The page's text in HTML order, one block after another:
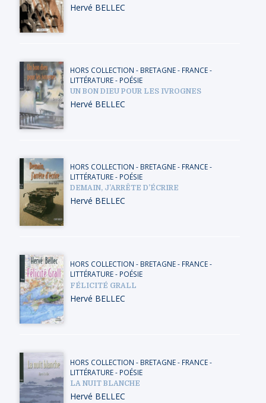
Hervé BELLEC
HORS COLLECTION - BRETAGNE- FRANCE-
LITTÉRATURE - POÉSIE
UN BON DIEU POUR LES IVROGNES
Hervé BELLEC
HORS COLLECTION - BRETAGNE- FRANCE-
LITTÉRATURE - POÉSIE
DEMAIN, J’ARRÊTE D’ÉCRIRE
Hervé BELLEC
HORS COLLECTION - BRETAGNE- FRANCE-
LITTÉRATURE - POÉSIE
FÉLICITÉ GRALL
Hervé BELLEC
HORS COLLECTION - BRETAGNE- FRANCE-
LITTÉRATURE - POÉSIE
LA NUIT BLANCHE
Hervé BELLEC